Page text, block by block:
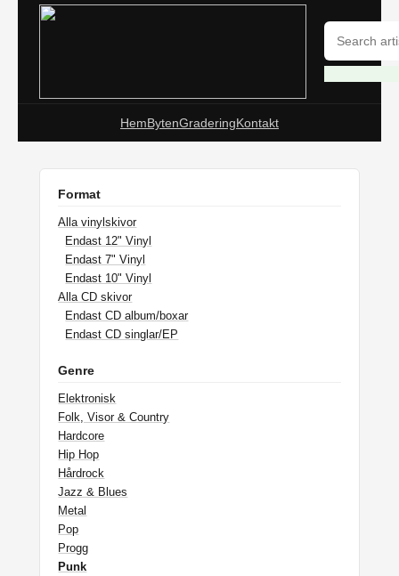
HemBytenGraderingKontakt
Format
Alla vinylskivor
Endast 12" Vinyl
Endast 7" Vinyl
Endast 10" Vinyl
Alla CD skivor
Endast CD album/boxar
Endast CD singlar/EP
Genre
Elektronisk
Folk, Visor & Country
Hardcore
Hip Hop
Hårdrock
Jazz & Blues
Metal
Pop
Progg
Punk